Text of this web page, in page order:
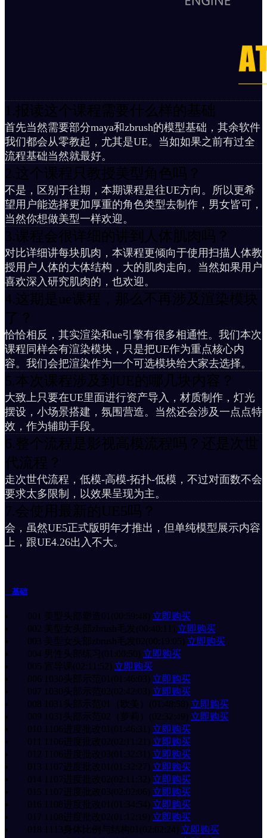
1.报读这个课程需要什么样的基础
首先当然需要部分maya和zbrush的模型基础，其余软件
我们都会从零教起，尤其是UE。当如如果之前有过全
流程基础当然就最好。
2.这个课程只教授美型角色吗？
不是，区别于往期，本期课程是往UE方向。所以更希
望用户能选择更加厚重的角色类型去制作，男女皆可，
当然你想做美型一样欢迎。
3.课程会很详细的讲到人体肌肉吗？
对比详细讲每块肌肉，本课程更倾向于使用扫描人体教
授用户人体的大体结构，大的肌肉走向。当然如果用户
喜欢深入研究肌肉的，也欢迎。
4.这期是ue课程，那么不再涉及渲染模块
了？
恰恰相反，其实渲染和ue引擎有很多相通性。我们本次
课程同样会有渲染模块，只是把UE作为重点核心内
容。我们会把渲染作为一个可选模块给大家去选择。
5.本次课程涉及到UE的哪几块内容？
大致上只要在UE里面进行资产导入，材质制作，灯光
摆设，小场景搭建，氛围营造。当然还会涉及一点点特
效，作为辅助手段。
6.整个流程是影视高模流程吗？还是次世
代流程？
走次世代流程，低模-高模-拓扑-低模，不过对面数不会
要求太多限制，以效果呈现为主。
7.会使用最新的UE5吗？
会，虽然UE5正式版明年才推出，但单纯模型展示内容
上，跟UE4.26出入不大。
基础
001 美型头部塑造01 (00:59:48) 立即购买
002 美型女头部zbrush毛发 (00:40:11) 立即购买
003 美型女头部zbrush毛发02(00:19:05) 立即购买
004 男性头部练习 (01:00:50) 立即购买
005 宣导课 (02:11:52) 立即购买
006 1030头部示范01 (01:46:03) 立即购买
007 1030头部示范02(02:42:03) 立即购买
008 1031头部示范01（欧美） (01:48:58) 立即购买
009 1031头部示范02（萝莉） (02:32:49) 立即购买
010 1106进度批改01 (01:46:31) 立即购买
011 1106进度批改02(02:11:21) 立即购买
012 1106进度批改03(01:32:31) 立即购买
013 1107进度批改01 (01:32:27) 立即购买
014 1107进度批改02(02:11:32) 立即购买
015 1107进度批改03(02:02:06) 立即购买
016 1108进度批改01 (01:34:54) 立即购买
017 1108进度批改02(01:12:19) 立即购买
018 1113身体比例与结构01 (02:02:24) 立即购买